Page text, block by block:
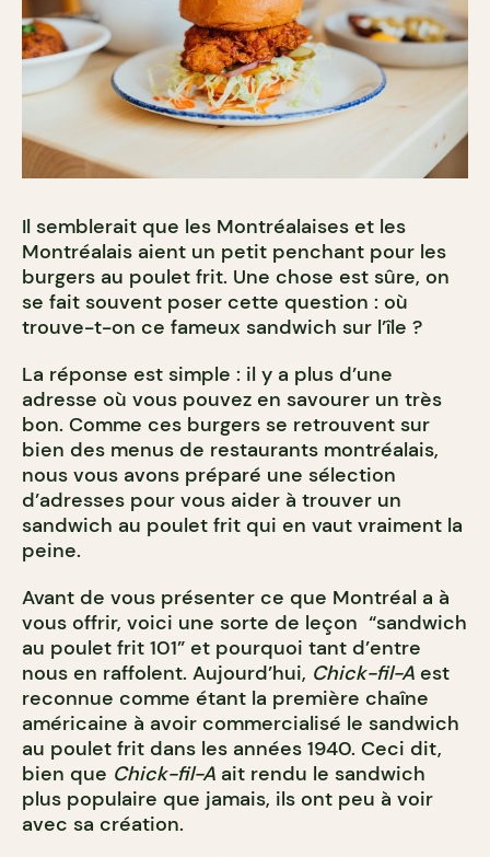
Il semblerait que les Montréalaises et les
Montréalais aient un petit penchant pour les
burgers au poulet frit. Une chose est sûre, on
se fait souvent poser cette question : où
trouve-t-on ce fameux sandwich sur l’île ?
La réponse est simple : il y a plus d’une
adresse où vous pouvez en savourer un très
bon. Comme ces burgers se retrouvent sur
bien des menus de restaurants montréalais,
nous vous avons préparé une sélection
d’adresses pour vous aider à trouver un
sandwich au poulet frit qui en vaut vraiment la
peine.
Avant de vous présenter ce que Montréal a à
vous offrir, voici une sorte de leçon “sandwich
au poulet frit 101” et pourquoi tant d’entre
nous en raffolent. Aujourd’hui, Chick-fil-A est
reconnue comme étant la première chaîne
américaine à avoir commercialisé le sandwich
au poulet frit dans les années 1940. Ceci dit,
bien que Chick-fil-A ait rendu le sandwich
plus populaire que jamais, ils ont peu à voir
avec sa création.